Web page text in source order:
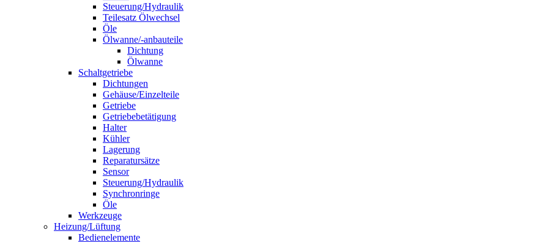
Steuerung/Hydraulik
Teilesatz Ölwechsel
Öle
Ölwanne/-anbauteile
Dichtung
Ölwanne
Schaltgetriebe
Dichtungen
Gehäuse/Einzelteile
Getriebe
Getriebebetätigung
Halter
Kühler
Lagerung
Reparatursätze
Sensor
Steuerung/Hydraulik
Synchronringe
Öle
Werkzeuge
Heizung/Lüftung
Bedienelemente